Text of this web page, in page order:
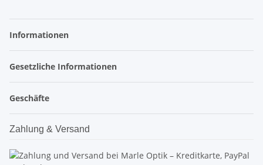
Informationen
Gesetzliche Informationen
Geschäfte
Zahlung & Versand